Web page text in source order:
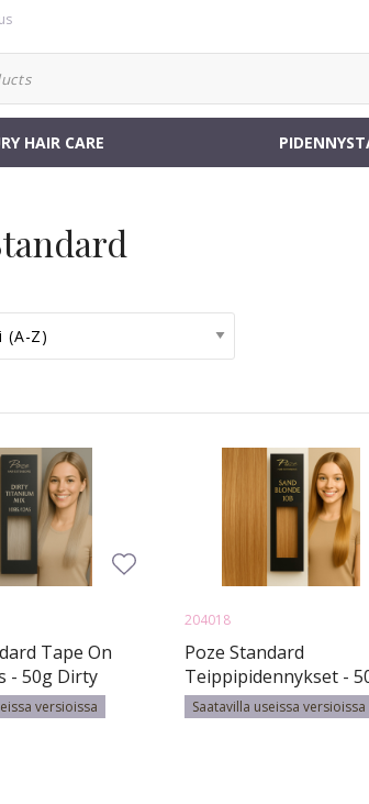
HAIR CARE
Tape On
- 50g Dirty
10BS/12AS
versioissa
204018
Poze Standard
Teippipidennykset -
10B Sand Blonde -
Saatavilla useissa versioissa